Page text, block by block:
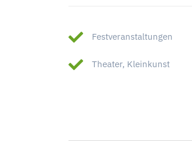
Festveranstaltungen
Theater, Kleinkunst